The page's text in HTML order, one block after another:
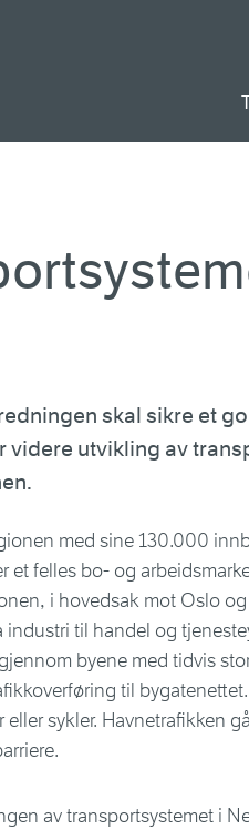
skal sikre et
videre utvikling av
med sine 130.000
et felles bo- og
i hovedsak mot Oslo
industri til handel og
byene med tidvis
til
eller sykler. Havnetrafikken
av transportsystemet i